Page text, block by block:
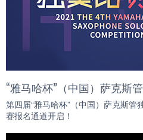
“雅马哈杯”（中国）萨克斯
第四届“雅马哈杯”（中国）萨克斯
赛报名通道开启！